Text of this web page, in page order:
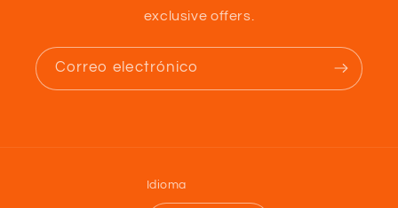
exclusive offers.
Correo electrónico
Idioma